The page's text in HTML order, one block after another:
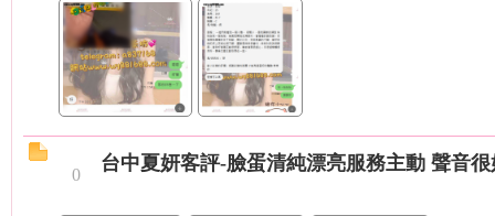
0
台中夏妍客評-臉蛋清純漂亮服務主動 聲音